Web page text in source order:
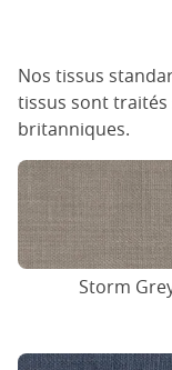
Nos tissus
tissus sont
britanniques.
Storm